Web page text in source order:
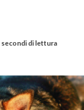
secondi di lettura